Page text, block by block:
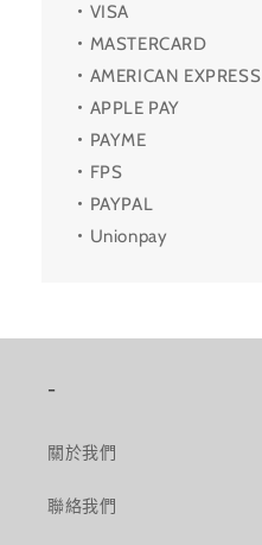
・VISA
・MASTERCARD
・AMERICAN EXPRESS
・APPLE PAY
・PAYME
・FPS
・PAYPAL
・Unionpay
-
關於我們
聯絡我們